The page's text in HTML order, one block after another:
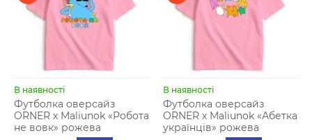
В наявності
Футболка оверсайз
ORNER х Maliunok «Робота
не вовк» рожева
В наявності
Футболка оверсайз
ORNER х Maliunok «Абетка
українців» рожева